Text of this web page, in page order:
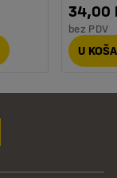
34,00
bez PDV
U